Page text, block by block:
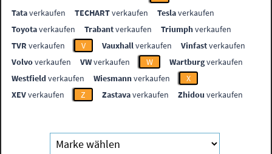
Tataverkaufen TECHARTverkaufen Teslaverkaufen
Toyotaverkaufen Trabantverkaufen Triumphverkaufen
TVR verkaufen V Vauxhallverkaufen Vinfastverkaufen
Volvoverkaufen VWverkaufen W Wartburgverkaufen
Westfieldverkaufen Wiesmannverkaufen
X
XEVverkaufen Z Zastavaverkaufen Zhidou verkaufen